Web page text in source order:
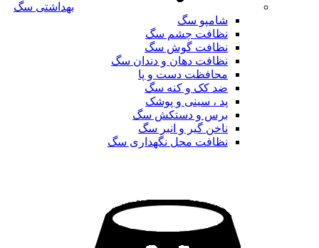
بهداشتی سگ
شامپو سگ
نظافت چشم سگ
نظافت گوش سگ
نظافت دهان و دندان سگ
محافظت دست و پا
ضد کک و کنه سگ
پد ، سینی و پوشک
برس و دستکش سگ
ناخن گیر و انبر سگ
نظافت محل نگهداری سگ